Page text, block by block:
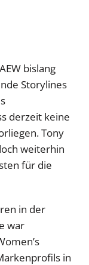
bislang
Storylines
derzeit keine
Tony
weiterhin
für die
in der
war
in